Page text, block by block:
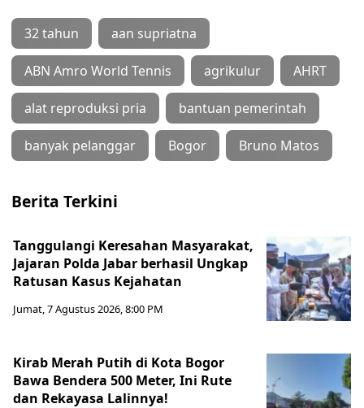
32 tahun aan supriatna
ABN Amro World Tennis agrikulur AHRT
alat reproduksi pria bantuan pemerintah
banyak pelanggar Bogor Bruno Matos
Berita Terkini
Tanggulangi Keresahan Masyarakat,
Jajaran Polda Jabar berhasil Ungkap
Ratusan Kasus Kejahatan
Jumat, 7 Agustus 2026, 8:00 PM
Kirab Merah Putih di Kota Bogor
Bawa Bendera 500 Meter, Ini Rute
dan Rekayasa Lalinnya!